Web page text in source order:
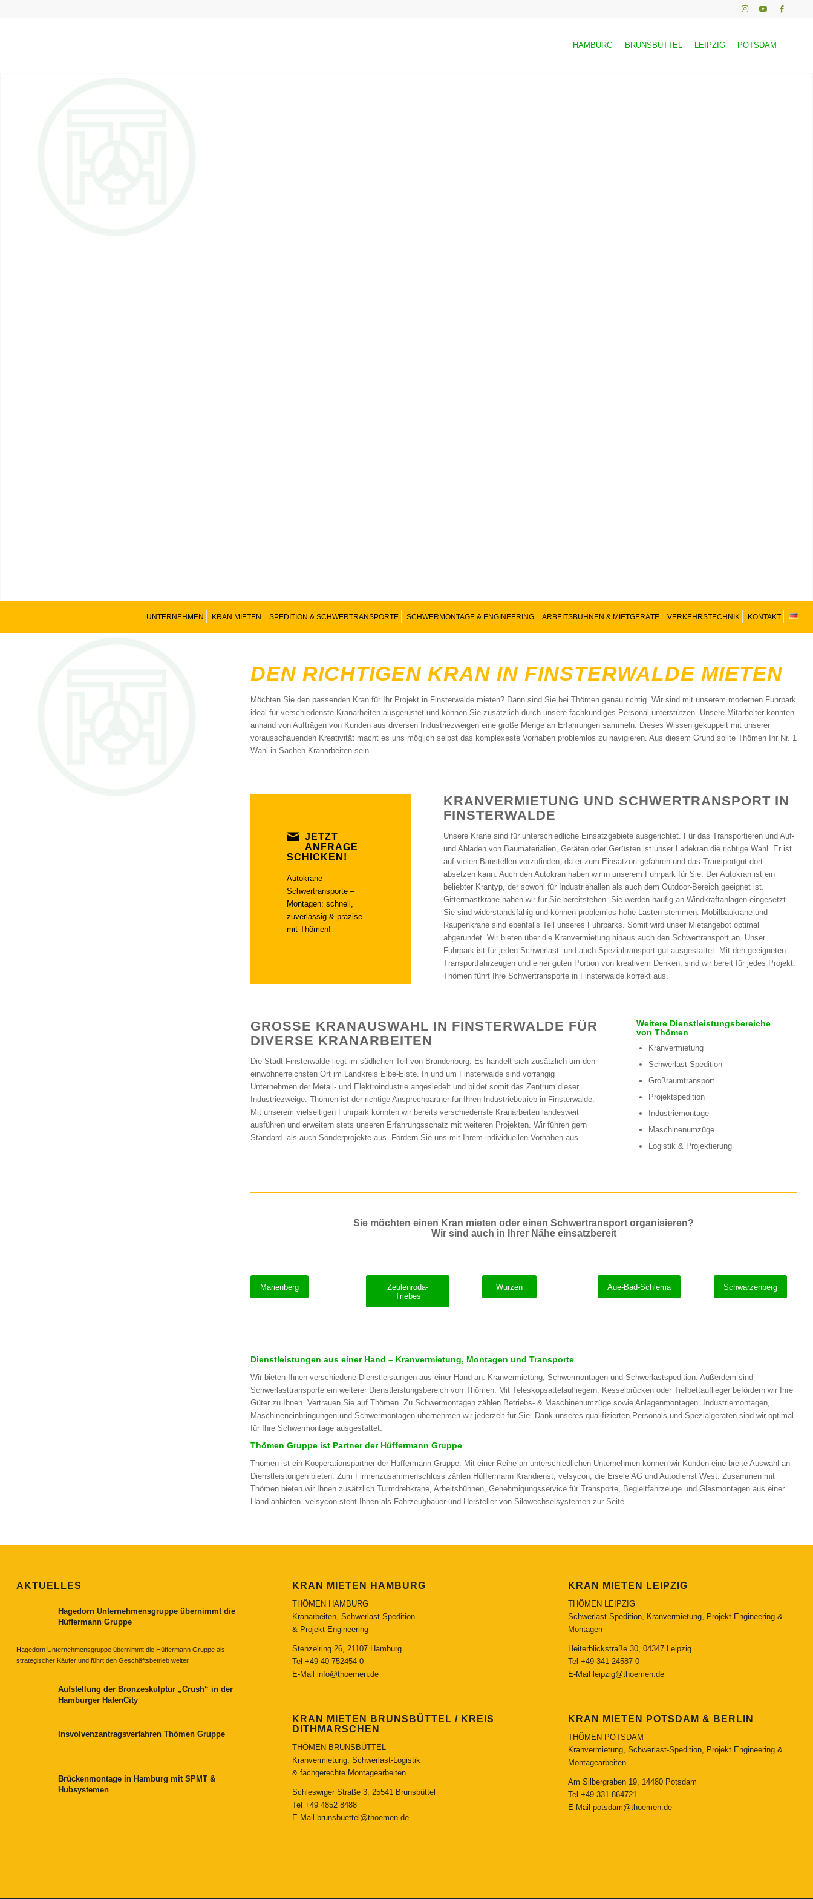
HAMBURG BRUNSBÜTTEL LEIPZIG POTSDAM
UNTERNEHMEN KRAN MIETEN SPEDITION & SCHWERTRANSPORTE SCHWERMONTAGE & ENGINEERING ARBEITSBÜHNEN & MIETGERÄTE VERKEHRSTECHNIK KONTAKT
DEN RICHTIGEN KRAN IN FINSTERWALDE MIETEN
Möchten Sie den passenden Kran für Ihr Projekt in Finsterwalde mieten? Dann sind Sie bei Thömen genau richtig. Wir sind mit unserem modernen Fuhrpark
ideal für verschiedenste Kranarbeiten ausgerüstet und können Sie zusätzlich durch unsere fachkundiges Personal unterstützen. Unsere Mitarbeiter konnten
anhand von Aufträgen von Kunden aus diversen Industriezweigen eine große Menge an Erfahrungen sammeln. Dieses Wissen gekuppelt mit unserer
vorausschauenden Kreativität macht es uns möglich selbst das komplexeste Vorhaben problemlos zu navigieren. Aus diesem Grund sollte Thömen Ihr Nr. 1
Wahl in Sachen Kranarbeiten sein.
JETZT
ANFRAGE
SCHICKEN!
Autokrane –
Schwertransporte –
Montagen: schnell,
zuverlässig & präzise
mit Thömen!
KRANVERMIETUNG UND SCHWERTRANSPORT IN
FINSTERWALDE
Unsere Krane sind für unterschiedliche Einsatzgebiete ausgerichtet. Für das Transportieren und Auf-
und Abladen von Baumaterialien, Geräten oder Gerüsten ist unser Ladekran die richtige Wahl. Er ist
auf vielen Baustellen vorzufinden, da er zum Einsatzort gefahren und das Transportgut dort
absetzen kann. Auch den Autokran haben wir in unserem Fuhrpark für Sie. Der Autokran ist ein
beliebter Krantyp, der sowohl für Industriehallen als auch dem Outdoor-Bereich geeignet ist.
Gittermastkrane haben wir für Sie bereitstehen. Sie werden häufig an Windkraftanlagen eingesetzt.
Sie sind widerstandsfähig und können problemlos hohe Lasten stemmen. Mobilbaukrane und
Raupenkrane sind ebenfalls Teil unseres Fuhrparks. Somit wird unser Mietangebot optimal
abgerundet. Wir bieten über die Kranvermietung hinaus auch den Schwertransport an. Unser
Fuhrpark ist für jeden Schwerlast- und auch Spezialtransport gut ausgestattet. Mit den geeigneten
Transportfahrzeugen und einer guten Portion von kreativem Denken, sind wir bereit für jedes Projekt.
Thömen führt Ihre Schwertransporte in Finsterwalde korrekt aus.
GROSSE KRANAUSWAHL IN FINSTERWALDE FÜR D
IVERSE KRANARBEITEN
Die Stadt Finsterwalde liegt im südlichen Teil von Brandenburg. Es handelt sich zusätzlich um den
einwohnerreichsten Ort im Landkreis Elbe-Elste. In und um Finsterwalde sind vorrangig
Unternehmen der Metall- und Elektroindustrie angesiedelt und bildet somit das Zentrum dieser
Industriezweige. Thömen ist der richtige Ansprechpartner für Ihren Industriebetrieb in Finsterwalde.
Mit unserem vielseitigen Fuhrpark konnten wir bereits verschiedenste Kranarbeiten landesweit
ausführen und erweitern stets unseren Erfahrungsschatz mit weiteren Projekten. Wir führen gern
Standard- als auch Sonderprojekte aus. Fordern Sie uns mit Ihrem individuellen Vorhaben aus.
Weitere Dienstleistungsbereiche
von Thömen
Kranvermietung
Schwerlast Spedition
Großraumtransport
Projektspedition
Industriemontage
Maschinenumzüge
Logistik & Projektierung
Sie möchten einen Kran mieten oder einen Schwertransport organisieren?
Wir sind auch in Ihrer Nähe einsatzbereit
Marienberg
Zeulenroda-
Triebes
Wurzen Aue-Bad-Schlema Schwarzenberg
Dienstleistungen aus einer Hand – Kranvermietung, Montagen und Transporte
Wir bieten Ihnen verschiedene Dienstleistungen aus einer Hand an. Kranvermietung, Schwermontagen und Schwerlastspedition. Außerdem sind
Schwerlasttransporte ein weiterer Dienstleistungsbereich von Thömen. Mit Teleskopsattelaufliegern, Kesselbrücken oder Tiefbettauflieger befördern wir Ihre
Güter zu Ihnen. Vertrauen Sie auf Thömen. Zu Schwermontagen zählen Betriebs- & Maschinenumzüge sowie Anlagenmontagen. Industriemontagen,
Maschineneinbringungen und Schwermontagen übernehmen wir jederzeit für Sie. Dank unseres qualifizierten Personals und Spezialgeräten sind wir optimal
für Ihre Schwermontage ausgestattet.
Thömen Gruppe ist Partner der Hüffermann Gruppe
Thömen ist ein Kooperationspartner der Hüffermann Gruppe. Mit einer Reihe an unterschiedlichen Unternehmen können wir Kunden eine breite Auswahl an
Dienstleistungen bieten. Zum Firmenzusammenschluss zählen Hüffermann Krandienst, velsycon, die Eisele AG und Autodienst West. Zusammen mit
Thömen bieten wir Ihnen zusätzlich Turmdrehkrane, Arbeitsbühnen, Genehmigungsservice für Transporte, Begleitfahrzeuge und Glasmontagen aus einer
Hand anbieten. velsycon steht Ihnen als Fahrzeugbauer und Hersteller von Silowechselsystemen zur Seite.
AKTUELLES
Hagedorn Unternehmensgruppe übernimmt die
Hüffermann Gruppe
Hagedorn Unternehmensgruppe übernimmt die Hüffermann Gruppe als
strategischer Käufer und führt den Geschäftsbetrieb weiter.
Aufstellung der Bronzeskulptur „Crush“ in der
Hamburger HafenCity
Insvolvenzantragsverfahren Thömen Gruppe
Brückenmontage in Hamburg mit SPMT &
Hubsystemen
KRAN MIETEN HAMBURG
THÖMEN HAMBURG
Kranarbeiten, Schwerlast-Spedition
& Projekt Engineering
Stenzelring 26, 21107 Hamburg
Tel +49 40 752454-0
E-Mail info@thoemen.de
KRAN MIETEN BRUNSBÜTTEL / KREIS
DITHMARSCHEN
THÖMEN BRUNSBÜTTEL
Kranvermietung, Schwerlast-Logistik
& fachgerechte Montagearbeiten
Schleswiger Straße 3, 25541 Brunsbüttel
Tel +49 4852 8488
E-Mail
brunsbuettel@thoemen.de
KRAN MIETEN LEIPZIG
THÖMEN LEIPZIG
Schwerlast-Spedition, Kranvermietung, Projekt Engineering &
Montagen
Heiterblickstraße 30, 04347 Leipzig
Tel +49 341 24587-0
E-Mail
leipzig@thoemen.de
KRAN MIETEN POTSDAM & BERLIN
THÖMEN POTSDAM
Kranvermietung, Schwerlast-Spedition, Projekt Engineering &
Montagearbeiten
Am Silbergraben 19, 14480 Potsdam
Tel +49 331 864721
E-Mail potsdam@thoemen.de